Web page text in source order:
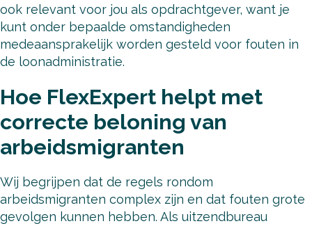
ook relevant voor jou als opdrachtgever, want je
kunt onder bepaalde omstandigheden
medeaansprakelijk worden gesteld voor fouten in
de loonadministratie.
Hoe FlexExpert helpt met
correcte beloning van
arbeidsmigranten
Wij begrijpen dat de regels rondom
arbeidsmigranten complex zijn en dat fouten grote
gevolgen kunnen hebben. Als uitzendbureau